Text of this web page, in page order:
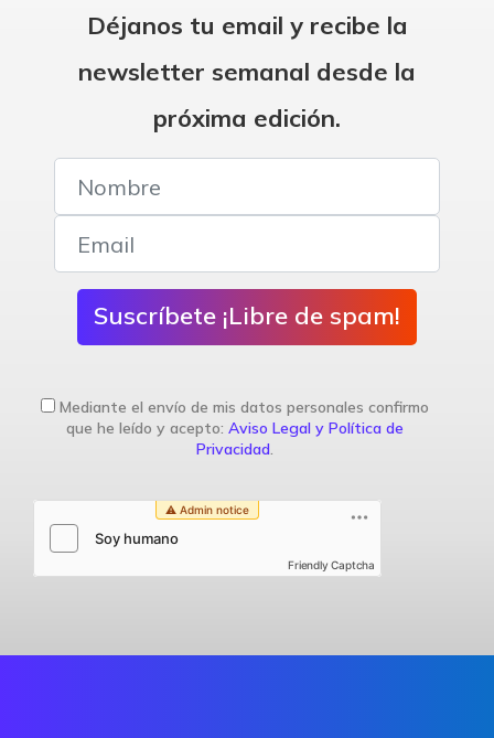
Déjanos tu email y recibe la
newsletter semanal desde la
próxima edición.
Suscríbete ¡Libre de spam!
Mediante el envío de mis datos personales confirmo
que he leído y acepto: Aviso Legal y Política de
Privacidad.
Friendly Captcha